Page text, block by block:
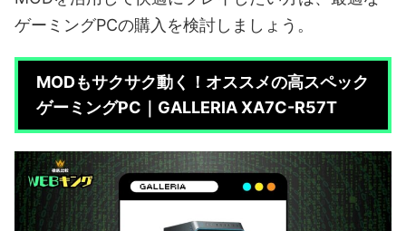
ゲーミングPCの購入を検討しましょう。
MODもサクサク動く！オススメの高スペック
ゲーミングPC｜GALLERIA XA7C-R57T